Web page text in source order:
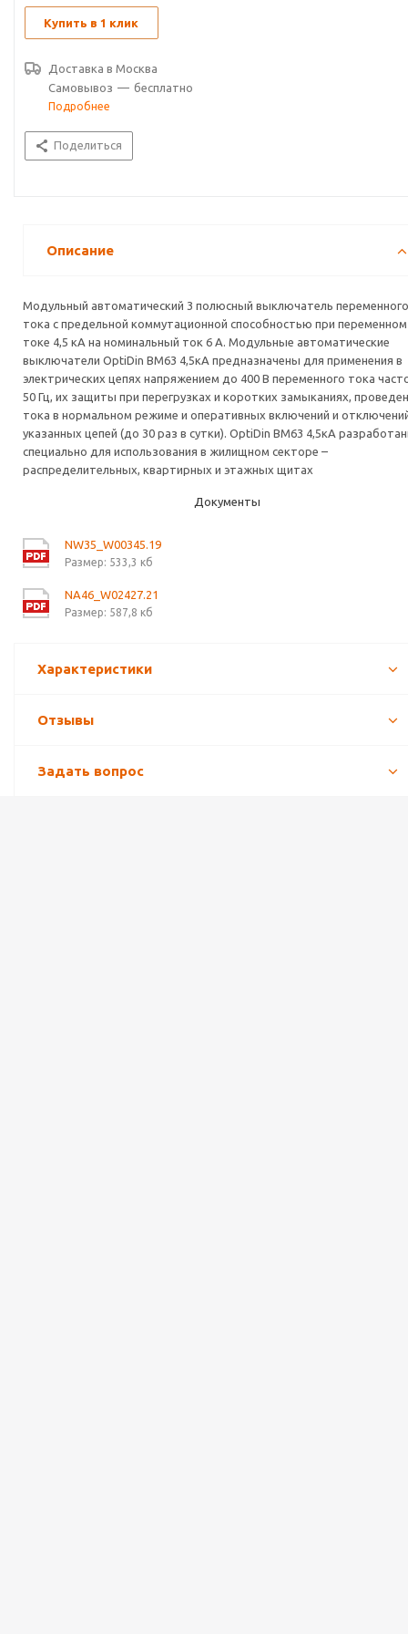
Купить в 1 клик
Доставка в Москва
Самовывоз — бесплатно
Подробнее
Поделиться
Описание
Модульный автоматический 3 полюсный выключатель переменного
тока с предельной коммутационной способностью при переменном
токе 4,5 кА на номинальный ток 6 А. Модульные автоматические
выключатели OptiDin ВМ63 4,5кА предназначены для применения в
электрических цепях напряжением до 400 В переменного тока
50 Гц, их защиты при перегрузках и коротких замыканиях,
тока в нормальном режиме и оперативных включений и
указанных цепей (до 30 раз в сутки). OptiDin ВМ63 4,5кА
специально для использования в жилищном секторе –
распределительных, квартирных и этажных щитах
Документы
NW35_W00345.19
Размер: 533,3 кб
NA46_W02427.21
Размер: 587,8 кб
Характеристики
Отзывы
Задать вопрос